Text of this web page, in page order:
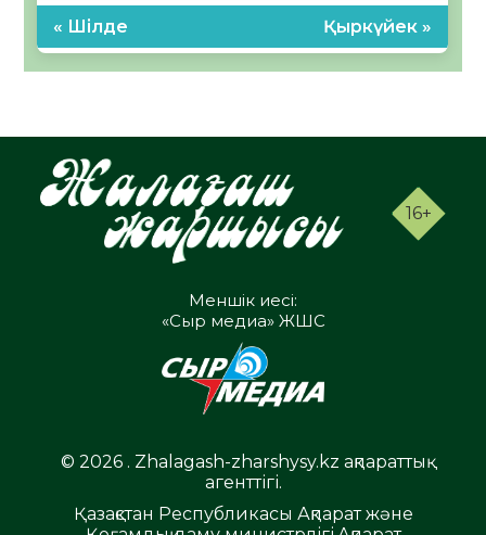
« Шілде Қыркүйек »
16+
Меншік иесі:
«Сыр медиа» ЖШС
© 2026 . Zhalagash-zharshysy.kz ақпараттық
агенттігі.
Қазақстан Республикасы Ақпарат және